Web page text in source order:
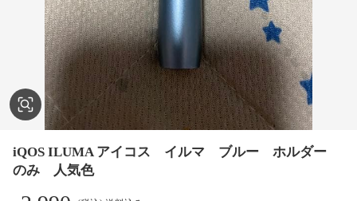
iQOS ILUMA アイコス イルマ ブルー ホルダー
のみ 人気色